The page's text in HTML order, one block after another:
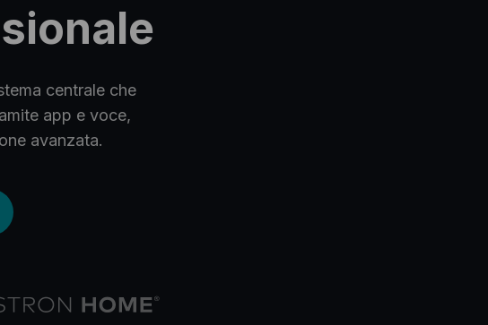
centrale che
app e voce,
avanzata.